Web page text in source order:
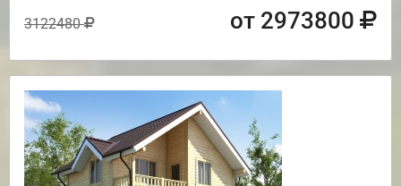
3122480 от 2973800